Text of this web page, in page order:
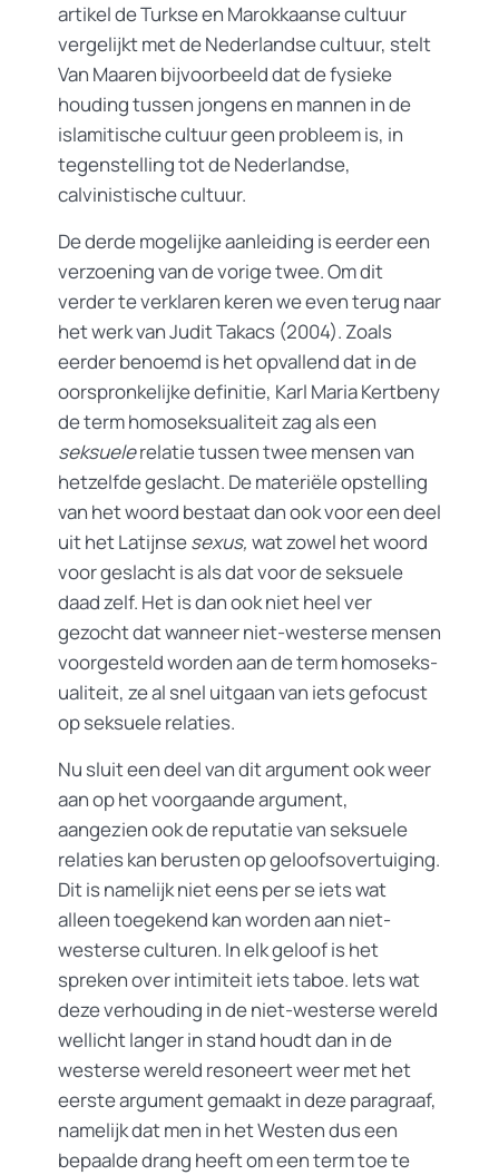
artikel de Turkse en Marokkaanse cultuur
vergelijkt met de Nederlandse cultuur, stelt
Van Maaren bijvoorbeeld dat de fysieke
houding tussen jongens en mannen in de
islamitische cultuur geen probleem is, in
tegenstelling tot de Nederlandse,
calvinistische cultuur.
De derde mogelijke aanleiding is eerder een
verzoening van de vorige twee. Om dit
verder te verklaren keren we even terug naar
het werk van Judit Takacs (2004). Zoals
eerder benoemd is het opvallend dat in de
oorspronkelijke definitie, Karl Maria Kertbeny
de term homoseksualiteit zag als een
seksuelerelatie tussen twee mensen van
hetzelfde geslacht. De materiële opstelling
van het woord bestaat dan ook voor een deel
uit het Latijnsesexus, wat zowel het woord
voor geslacht is als dat voor de seksuele
daad zelf. Het is dan ook niet heel ver
gezocht dat wanneer niet-westerse mensen
voorgesteld worden aan de term homoseks-
ualiteit, ze al snel uitgaan van iets gefocust
op seksuele relaties.
Nu sluit een deel van dit argument ook weer
aan op het voorgaande argument,
aangezien ook de reputatie van seksuele
relaties kan berusten op geloofsovertuiging.
Dit is namelijk niet eens per se iets wat
alleen toegekend kan worden aan niet-
westerse culturen. In elk geloof is het
spreken over intimiteit iets taboe. Iets wat
deze verhouding in de niet-westerse wereld
wellicht langer in stand houdt dan in de
westerse wereld resoneert weer met het
eerste argument gemaakt in deze paragraaf,
namelijk dat men in het Westen dus een
bepaalde drang heeft om een term toe te